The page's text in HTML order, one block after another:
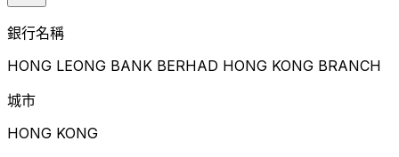
銀行名稱
HONG LEONG BANK BERHAD HONG KONG BRANCH
城市
HONG KONG